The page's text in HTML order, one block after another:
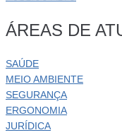
ÁREAS DE
SAÚDE
MEIO AMBIENTE
SEGURANÇA
ERGONOMIA
JURÍDICA